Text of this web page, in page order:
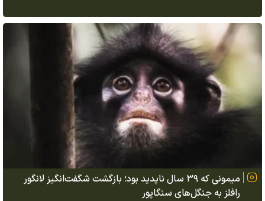
میمونی که ۳۹ سال ناپدید بود؛ بازگشت شگفت‌انگیز لانگور
رافلز به جنگل‌های سنگاپور